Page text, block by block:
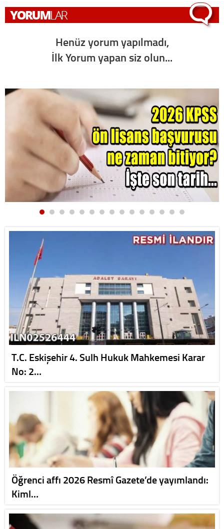
Henüz yorum yapılmadı,
İlk Yorum yapan siz olun...
T.C. Eskişehir 4. Sulh Hukuk Mahkemesi Karar
No: 2…
Öğrenci affı 2026 Resmî Gazete’de yayımlandı:
Kiml…